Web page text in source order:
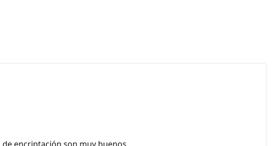
encriptación son muy buenos.